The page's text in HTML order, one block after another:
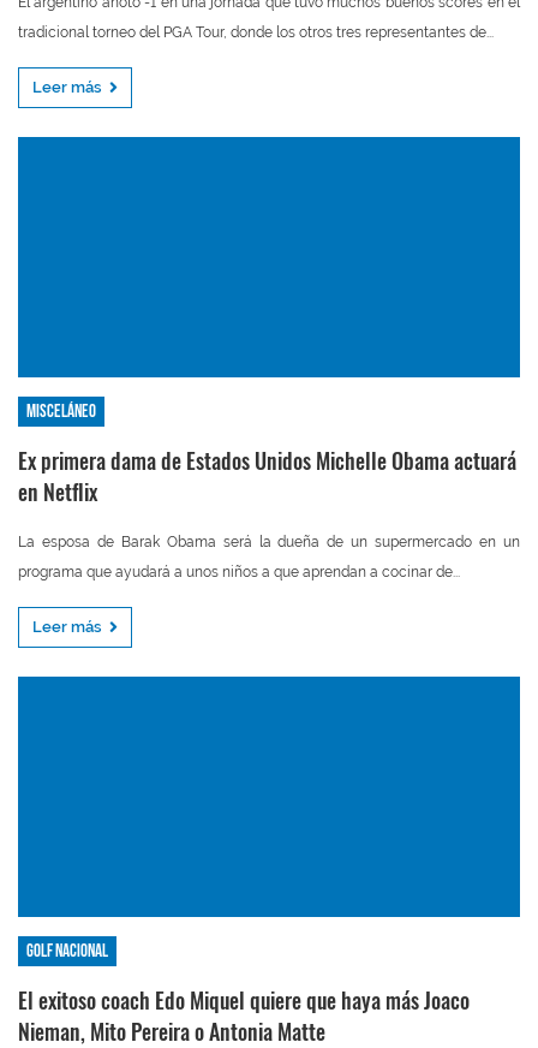
tradicional torneo del PGA Tour, donde los otros tres representantes de...
Leer más
Misceláneo
Ex primera dama de Estados Unidos Michelle Obama actuará
en Netflix
La esposa de Barak Obama será la dueña de un supermercado en un
programa que ayudará a unos niños a que aprendan a cocinar de...
Leer más
Golf nacional
El exitoso coach Edo Miquel quiere que haya más Joaco
Nieman, Mito Pereira o Antonia Matte